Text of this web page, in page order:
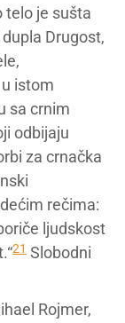
telo je sušta
Drugost,
istom
sa crnim
odbijaju
za crnačka
rečima:
ljudskost
21 Slobodni
Rojmer,